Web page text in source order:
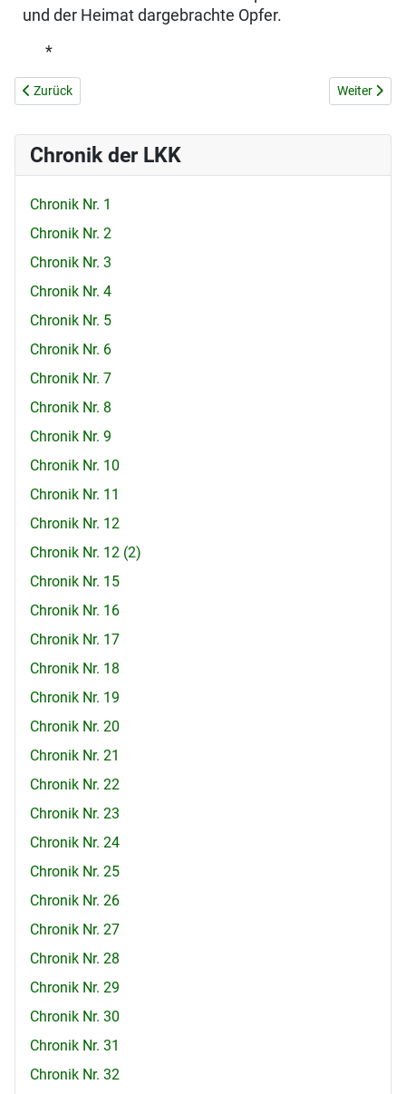
und der Heimat dargebrachte Opfer.
*
Vorheriger Beitrag: WIR GRATULIEREN DEM NEUEN ERZBISCHOF
Zurück Nächster
Weiter
Chronik der LKK
Chronik Nr. 1
Chronik Nr. 2
Chronik Nr. 3
Chronik Nr. 4
Chronik Nr. 5
Chronik Nr. 6
Chronik Nr. 7
Chronik Nr. 8
Chronik Nr. 9
Chronik Nr. 10
Chronik Nr. 11
Chronik Nr. 12
Chronik Nr. 12 (2)
Chronik Nr. 15
Chronik Nr. 16
Chronik Nr. 17
Chronik Nr. 18
Chronik Nr. 19
Chronik Nr. 20
Chronik Nr. 21
Chronik Nr. 22
Chronik Nr. 23
Chronik Nr. 24
Chronik Nr. 25
Chronik Nr. 26
Chronik Nr. 27
Chronik Nr. 28
Chronik Nr. 29
Chronik Nr. 30
Chronik Nr. 31
Chronik Nr. 32